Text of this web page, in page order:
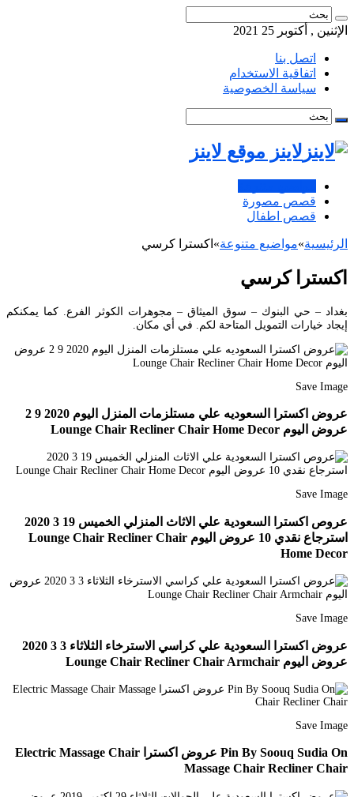
الإثنين , أكتوبر 25 2021
اتصل بنا
اتفاقية الاستخدام
سياسة الخصوصية
لاينز موقع لاينز
قصص مصورة
قصص اطفال
الرئيسية»مواضيع متنوعة» اكسترا كرسي
اكسترا كرسي
بغداد – حي البنوك – سوق الميثاق – مجوهرات الكوثر الفرع. كما يمكنكم
إيجاد خيارات التمويل المتاحة لكم. في أي مكان.
Save Image
عروض اكسترا السعوديه علي مستلزمات المنزل اليوم 2020 9 2
عروض اليوم Lounge Chair Recliner Chair Home Decor
Save Image
عروص اكسترا السعودية علي الاثاث المنزلي الخميس 19 3 2020
استرجاع نقدي 10 عروض اليوم Lounge Chair Recliner Chair
Home Decor
Save Image
عروض اكسترا السعودية علي كراسي الاسترخاء الثلاثاء 3 3 2020
عروض اليوم Lounge Chair Recliner Chair Armchair
Save Image
Pin By Soouq Sudia On عروض اكسترا Electric Massage Chair
Massage Chair Recliner Chair